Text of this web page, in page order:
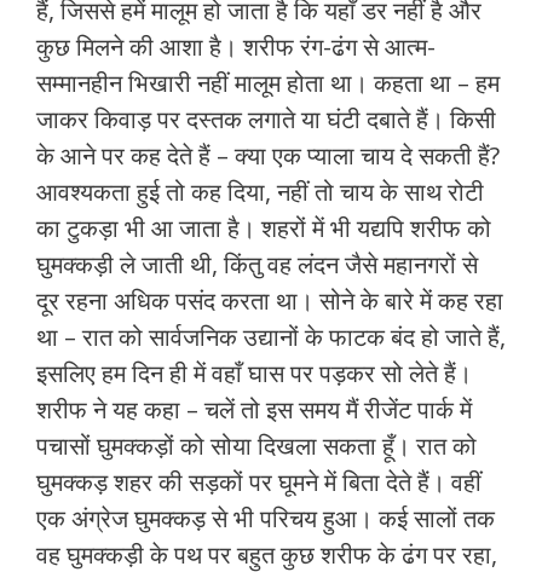
हैं, जिससे हमें मालूम हो जाता है कि यहाँ डर नहीं है और
कुछ मिलने की आशा है। शरीफ रंग-ढंग से आत्‍म-
सम्‍मानहीन भिखारी नहीं मालूम होता था। कहता था – हम
जाकर किवाड़ पर दस्‍तक लगाते या घंटी दबाते हैं। किसी
के आने पर कह देते हैं – क्या एक प्‍याला चाय दे सकती हैं?
आवश्‍यकता हुई तो कह दिया, नहीं तो चाय के साथ रोटी
का टुकड़ा भी आ जाता है। शहरों में भी यद्यपि शरीफ को
घुमक्कड़ी ले जाती थी, किंतु वह लंदन जैसे महानगरों से
दूर रहना अधिक पसंद करता था। सोने के बारे में कह रहा
था – रात को सार्वजनिक उद्यानों के फाटक बंद हो जाते हैं,
इसलिए हम दिन ही में वहाँ घास पर पड़कर सो लेते हैं।
शरीफ ने यह कहा – चलें तो इस समय मैं रीजेंट पार्क में
पचासों घुमक्कड़ों को सोया दिखला सकता हूँ। रात को
घुमक्कड़ शहर की सड़कों पर घूमने में बिता देते हैं। वहीं
एक अंग्रेज घुमक्कड़ से भी परिचय हुआ। कई सालों तक
वह घुमक्कड़ी के पथ पर बहुत कुछ शरीफ के ढंग पर रहा,